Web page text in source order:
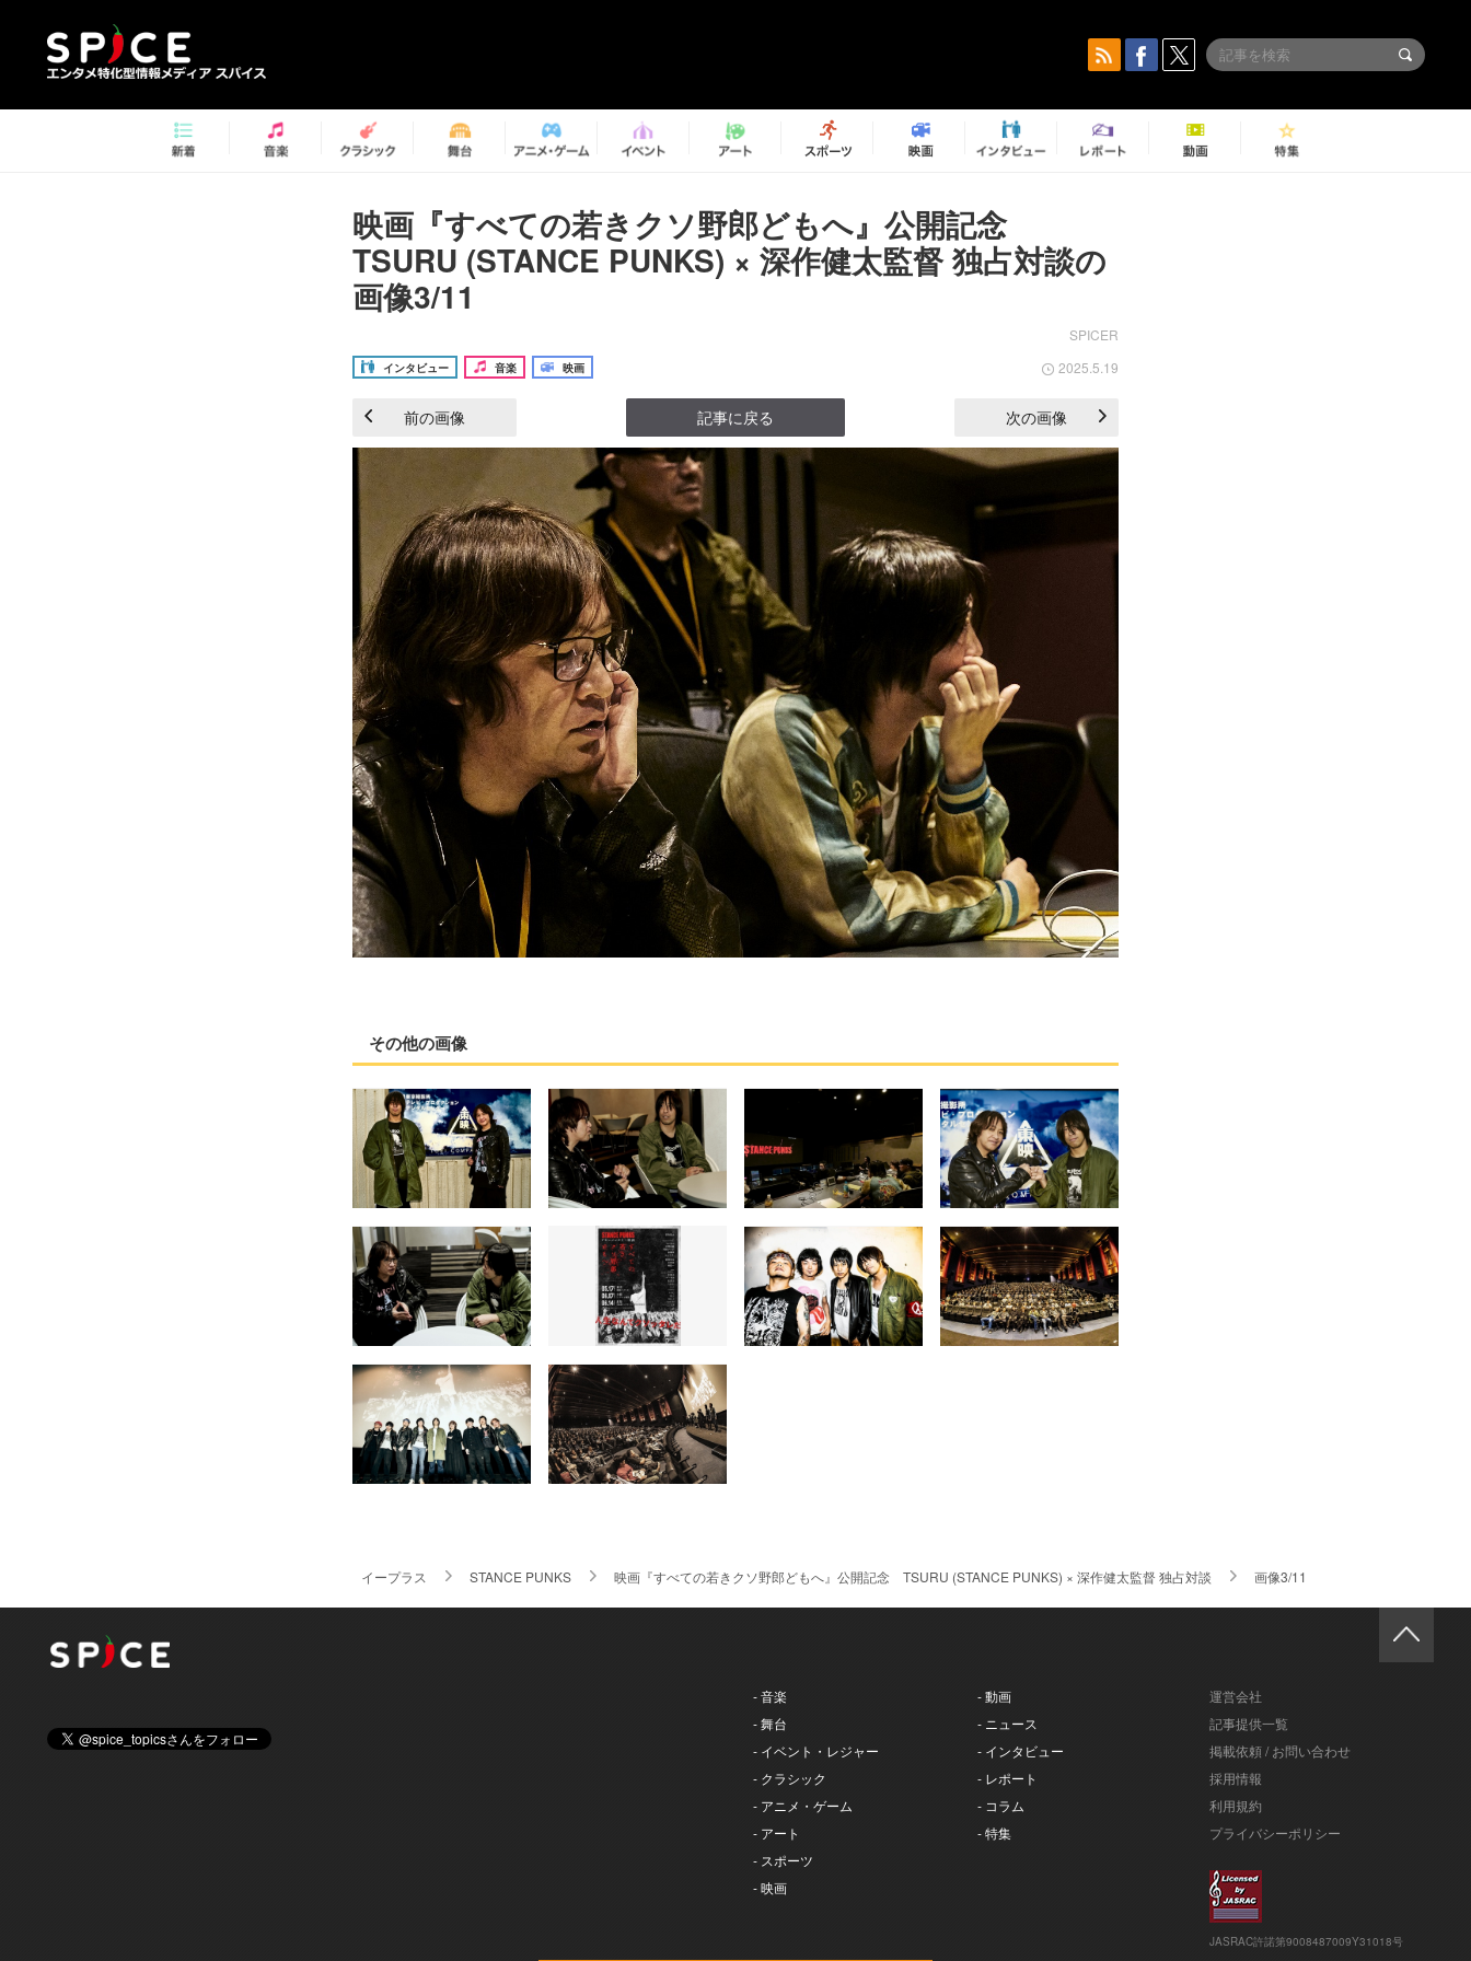
映画『すべての若きクソ野郎どもへ』公開記念
TSURU (STANCE PUNKS) × 深作健太監督 独占対談の
画像3/11
SPICER
インタビュー 音楽 映画 2025.5.19
前の画像 記事に戻る 次の画像
その他の画像
イープラス STANCE PUNKS 映画『すべての若きクソ野郎どもへ』公開記念 TSURU (STANCE PUNKS) × 深作健太監督 独占対談 画像3/11
- 音楽
- 舞台
- イベント・レジャー
- クラシック
- アニメ・ゲーム
- アート
- スポーツ
- 映画
- 動画
- ニュース
- インタビュー
- レポート
- コラム
- 特集
運営会社
記事提供一覧
掲載依頼 / お問い合わせ
採用情報
利用規約
プライバシーポリシー
JASRAC許諾第9008487009Y31018号